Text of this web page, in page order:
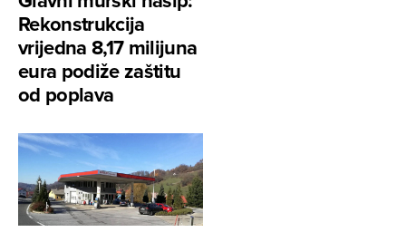
Rekonstrukcija
vrijedna 8,17 milijuna
eura podiže zaštitu
od poplava